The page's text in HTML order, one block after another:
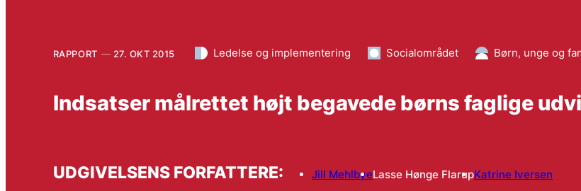
RAPPORT 27. OKT 2015 Ledelse og implementering Socialområdet Børn, unge og
Indsatser målrettet højt begavede børns faglige
UDGIVELSENS FORFATTERE: Jill MehlbyeLasse Hønge FlarupKatrine Iversen